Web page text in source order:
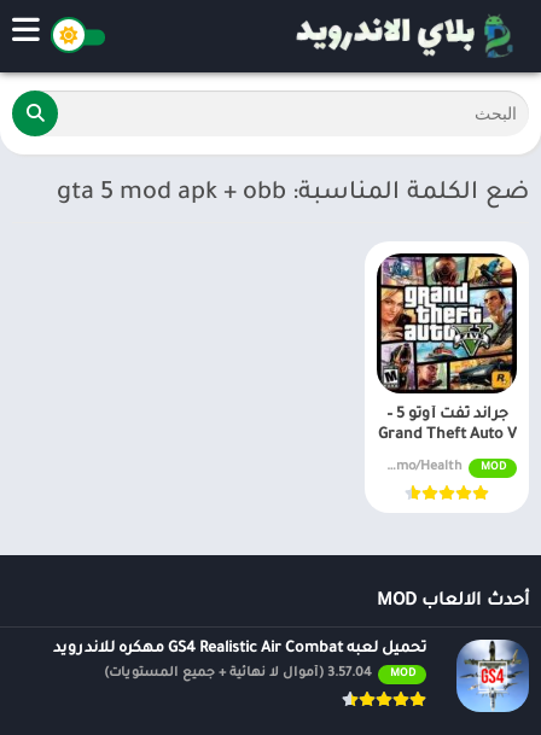
ضع الكلمة المناسبة: gta 5 mod apk + obb
جراند ثفت أوتو 5 –
Grand Theft Auto V
MOD
v2.00 Unlimited Money/Ammo/Health
أحدث الالعاب MOD
تحميل لعبه GS4 Realistic Air Combat مهكره للاندرويد
MOD 3.57.04 (أموال لا نهائية + جميع المستويات)